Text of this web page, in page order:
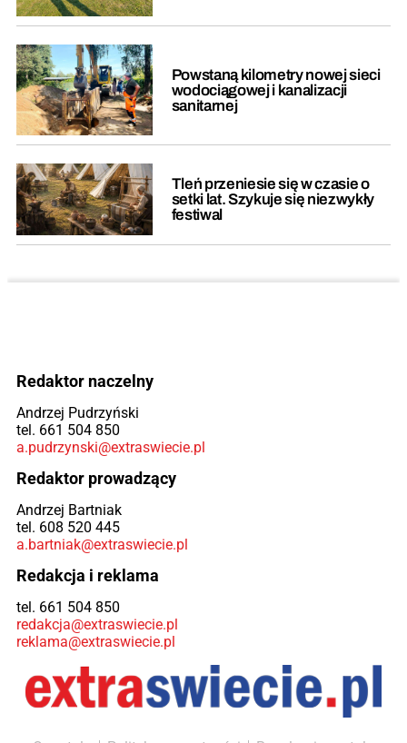
Powstaną kilometry nowej sieci
wodociągowej i kanalizacji
sanitarnej
Tleń przeniesie się w czasie o
setki lat. Szykuje się niezwykły
festiwal
Redaktor naczelny
Andrzej Pudrzyński
tel. 661 504 850
a.pudrzynski@extraswiecie.pl
Redaktor prowadzący
Andrzej Bartniak
tel. 608 520 445
a.bartniak@extraswiecie.pl
Redakcja i reklama
tel. 661 504 850
redakcja@extraswiecie.pl
reklama@extraswiecie.pl